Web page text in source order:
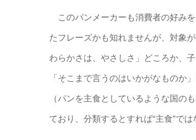
このパンメーカーも消費者の好み
たフレーズかも知れませんが、対象
わらかさは、やさしさ」どころか、
「そこまで言うのはいかがなものか
（パンを主食としているような国の
ており、分類するとすれば“主食”で